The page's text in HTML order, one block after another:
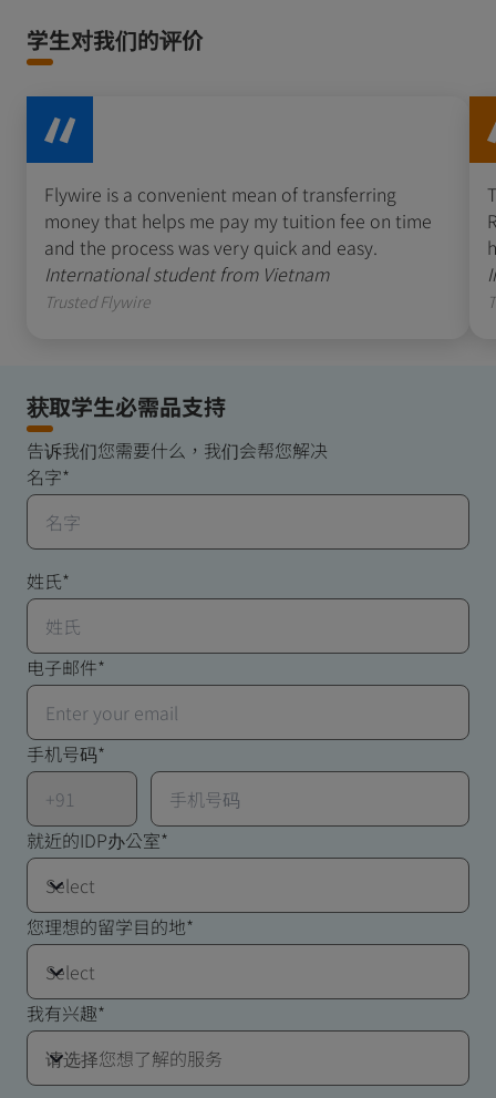
学生对我们的评价
Flywire is a convenient mean of transferring
money that helps me pay my tuition fee on time
and the process was very quick and easy.
International student from Vietnam
Trusted Flywire
获取学生必需品支持
告诉我们您需要什么，我们会帮您解决
名字*
姓氏*
电子邮件*
手机号码*
就近的IDP办公室*
Select
您理想的留学目的地*
Select
我有兴趣*
请选择您想了解的服务